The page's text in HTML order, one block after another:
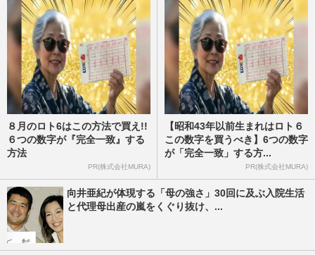
８月のロト6はこの方法で買え!!
６つの数字が『完全一致』する
方法
PR(株式会社MURA)
【昭和43年以前生まれはロト６
この数字を買うべき】6つの数字
が「完全一致」する方...
PR(株式会社MURA)
向井亜紀が体現する「母の強さ」30回に及ぶ入院生活
と代理母出産の嵐をくぐり抜け、...